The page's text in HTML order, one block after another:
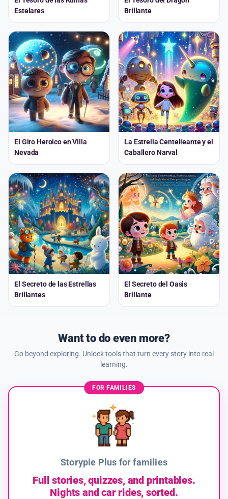
Estelares
Brillante
El Giro Heroico en Villa
Nevada
La Estrella Centelleante y el
Caballero Narval
El Secreto de las Estrellas
Brillantes
El Secreto del Oasis
Brillante
Want to do even more?
Go beyond exploring. Unlock tools that turn every story into real
learning.
FOR FAMILIES
Storypie Plus for families
Full stories, quizzes, and printables.
Nights and car rides, sorted.